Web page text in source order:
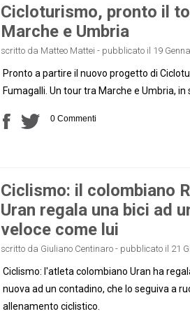
Cicloturismo, pronto il
Marche e Umbria
scritto da Matteo Mattei - pubblicato il 19
Pronto a partire il nuovo progetto di
Fumagalli. Un tour tra Marche e Umbria, in
0 Commenti
Ciclismo: il colombiano
Uran regala una bici ad
veloce come lui
scritto da Giuliano Centinaro - pubblicato il 21
Ciclismo: l'atleta colombiano Uran ha
nuova ad un contadino, che lo seguiva a
allenamento ciclistico.